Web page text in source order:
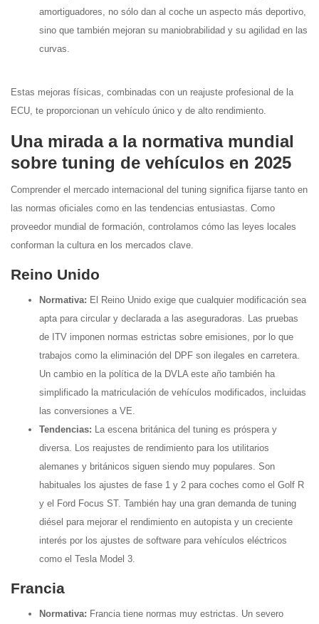
amortiguadores, no sólo dan al coche un aspecto más deportivo,
sino que también mejoran su maniobrabilidad y su agilidad en las
curvas.
Estas mejoras físicas, combinadas con un reajuste profesional de la
ECU, te proporcionan un vehículo único y de alto rendimiento.
Una mirada a la normativa mundial
sobre tuning de vehículos en 2025
Comprender el mercado internacional del tuning significa fijarse tanto en
las normas oficiales como en las tendencias entusiastas. Como
proveedor mundial de formación, controlamos cómo las leyes locales
conforman la cultura en los mercados clave.
Reino Unido
Normativa: El Reino Unido exige que cualquier modificación sea
apta para circular y declarada a las aseguradoras. Las pruebas
de ITV imponen normas estrictas sobre emisiones, por lo que
trabajos como la eliminación del DPF son ilegales en carretera.
Un cambio en la política de la DVLA este año también ha
simplificado la matriculación de vehículos modificados, incluidas
las conversiones a VE.
Tendencias: La escena británica del tuning es próspera y
diversa. Los reajustes de rendimiento para los utilitarios
alemanes y británicos siguen siendo muy populares. Son
habituales los ajustes de fase 1 y 2 para coches como el Golf R
y el Ford Focus ST. También hay una gran demanda de tuning
diésel para mejorar el rendimiento en autopista y un creciente
interés por los ajustes de software para vehículos eléctricos
como el Tesla Model 3.
Francia
Normativa: Francia tiene normas muy estrictas. Un severo